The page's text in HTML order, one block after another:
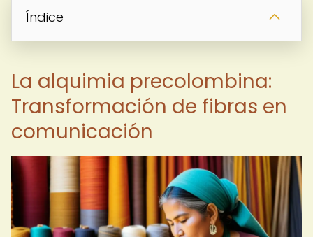
Índice
La alquimia precolombina:
Transformación de fibras en
comunicación